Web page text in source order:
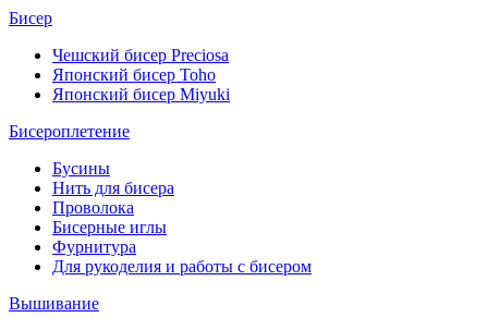
Бисер
Чешский бисер Preciosa
Японский бисер Toho
Японский бисер Miyuki
Бисероплетение
Бусины
Нить для бисера
Проволока
Бисерные иглы
Фурнитура
Для рукоделия и работы с бисером
Вышивание